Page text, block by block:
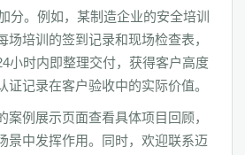
分。例如，某制造企业的安全培训
场培训的签到记录和现场检查表，
小时内即整理交付，获得客户高度
证记录在客户验收中的实际价值。
案例展示页面查看具体项目回顾，
景中发挥作用。同时，欢迎联系迈